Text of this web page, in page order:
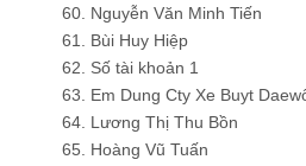
60. Nguyễn Văn Minh Tiến
61. Bùi Huy Hiệp
62. Số tài khoản 1
63. Em Dung Cty Xe Buyt
64. Lương Thị Thu Bồn
65. Hoàng Vũ Tuấn